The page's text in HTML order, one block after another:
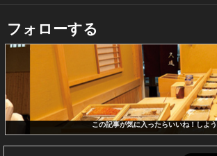
フォローする
この記事が気に入ったらいいね！しよう